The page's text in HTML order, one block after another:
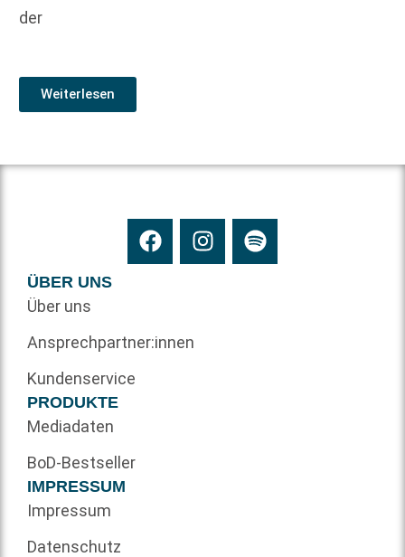
der
Weiterlesen
ÜBER UNS
Über uns
Ansprechpartner:innen
Kundenservice
PRODUKTE
Mediadaten
BoD-Bestseller
IMPRESSUM
Impressum
Datenschutz